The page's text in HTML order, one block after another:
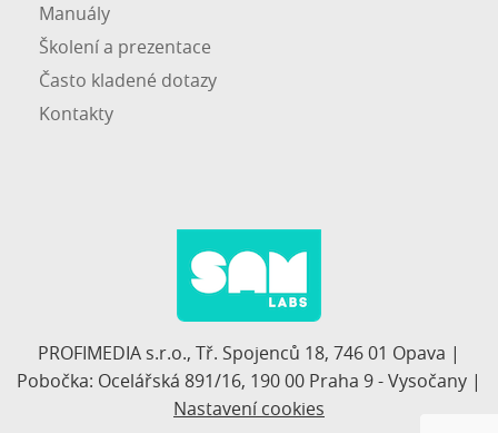
Manuály
Školení a prezentace
Často kladené dotazy
Kontakty
PROFIMEDIA s.r.o., Tř. Spojenců 18, 746 01 Opava |
Pobočka: Ocelářská 891/16, 190 00 Praha 9 - Vysočany |
Nastavení cookies